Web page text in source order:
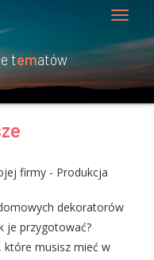
tematów
firmy - Produkcja
dekoratorów
je przygotować?
które musisz mieć w